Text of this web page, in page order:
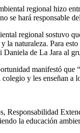
regional hizo
se hará responsable
regional sostuvo
la naturaleza. Para
de La Jara al
manifestó
y les enseñan
Responsabilidad
la educación